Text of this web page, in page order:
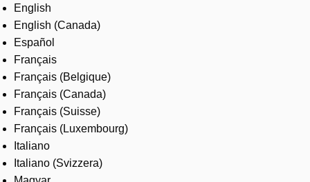
Careers
English
English (Canada)
Español
Français
Français (Belgique)
Français (Canada)
Français (Suisse)
Français (Luxembourg)
Italiano
Italiano (Svizzera)